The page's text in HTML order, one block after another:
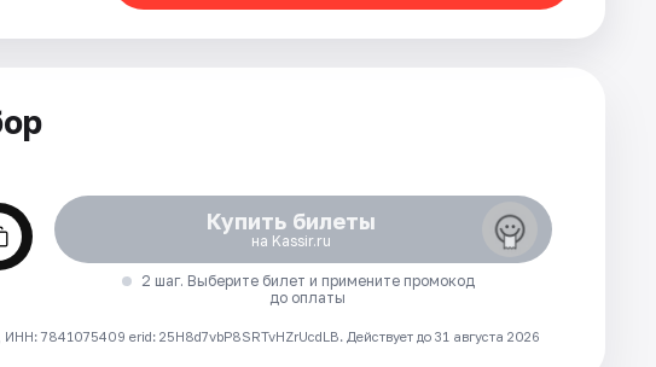
Купить билеты
на Kassir.ru
2 шаг. Выберите билет и примените промокод
до оплаты
7841075409 erid: 25H8d7vbP8SRTvHZrUcdLB. Действует до 31 августа 2026